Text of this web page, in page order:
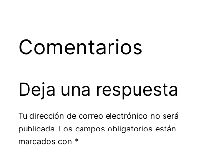
Comentarios
Deja una respuesta
Tu dirección de correo electrónico no será
publicada. Los campos obligatorios están
marcados con *